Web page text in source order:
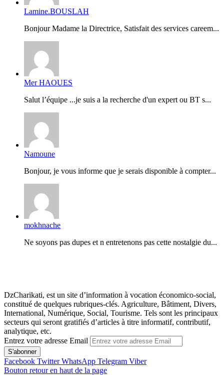
Lamine.BOUSLAH
Bonjour Madame la Directrice, Satisfait des services careem...
Mer HAOUES
Salut l’équipe ...je suis a la recherche d'un expert ou BT s...
Namoune
Bonjour, je vous informe que je serais disponible à compter...
mokhnache
Ne soyons pas dupes et n entretenons pas cette nostalgie du...
DzCharikati, est un site d’information à vocation économico-social,
constitué de quelques rubriques-clés. Agriculture, Bâtiment, Divers,
International, Numérique, Social, Tourisme. Tels sont les principaux
secteurs qui seront gratifiés d’articles à titre informatif, contributif,
analytique, etc.
Entrez votre adresse Email
Facebook Twitter WhatsApp Telegram Viber
Bouton retour en haut de la page